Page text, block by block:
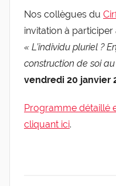
de
l'Entreprisel
Nos collègues du
invitation à
« L’individu pluriel ?
construction de soi
vendredi 20 janvier
Programme détaillé
cliquant ici.